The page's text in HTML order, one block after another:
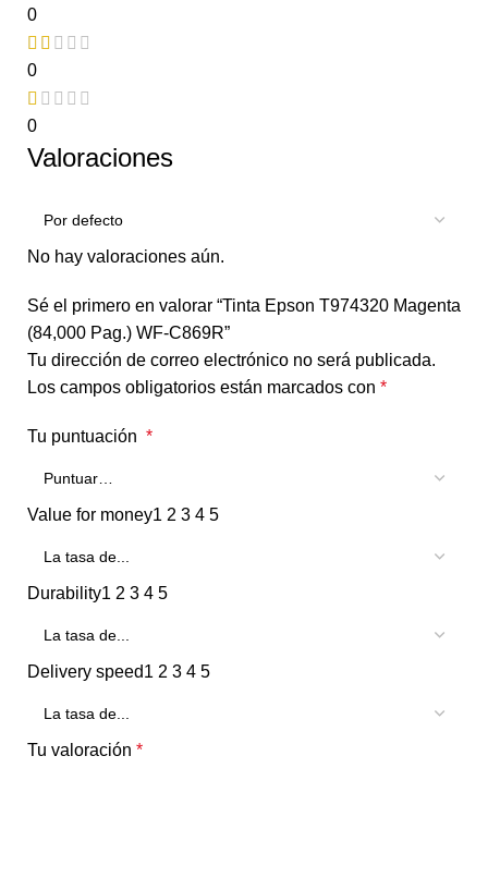
0
0
0
Valoraciones
No hay valoraciones aún.
Sé el primero en valorar “Tinta Epson T974320 Magenta
(84,000 Pag.) WF-C869R”
Tu dirección de correo electrónico no será publicada.
Los campos obligatorios están marcados con *
Tu puntuación *
Value for money1 2 3 4 5
Durability1 2 3 4 5
Delivery speed1 2 3 4 5
Tu valoración *